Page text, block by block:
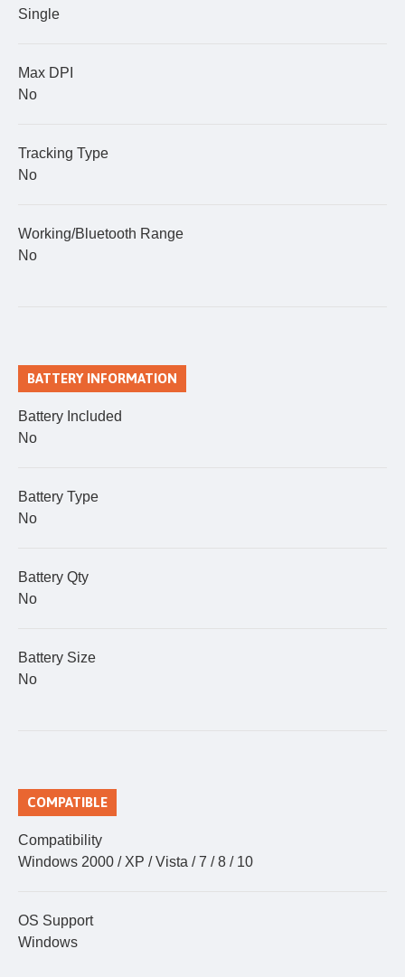
Single
Max DPI
No
Tracking Type
No
Working/Bluetooth Range
No
BATTERY INFORMATION
Battery Included
No
Battery Type
No
Battery Qty
No
Battery Size
No
COMPATIBLE
Compatibility
Windows 2000 / XP / Vista / 7 / 8 / 10
OS Support
Windows